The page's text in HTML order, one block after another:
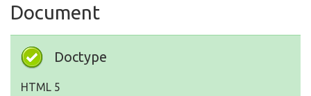
Document
Doctype
HTML 5